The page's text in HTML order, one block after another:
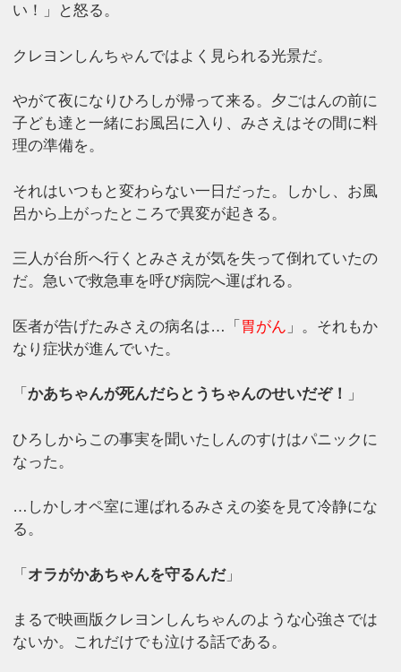
い！」と怒る。
クレヨンしんちゃんではよく見られる光景だ。
やがて夜になりひろしが帰って来る。夕ごはんの前に
子ども達と一緒にお風呂に入り、みさえはその間に料
理の準備を。
それはいつもと変わらない一日だった。しかし、お風
呂から上がったところで異変が起きる。
三人が台所へ行くとみさえが気を失って倒れていたの
だ。急いで救急車を呼び病院へ運ばれる。
医者が告げたみさえの病名は…「 胃がん 」。それもか
なり症状が進んでいた。
「かあちゃんが死んだらとうちゃんのせいだぞ！ 」
ひろしからこの事実を聞いたしんのすけはパニックに
なった。
…しかしオペ室に運ばれるみさえの姿を見て冷静にな
る。
「 オラがかあちゃんを守るんだ」
まるで映画版クレヨンしんちゃんのような心強さでは
ないか。これだけでも泣ける話である。